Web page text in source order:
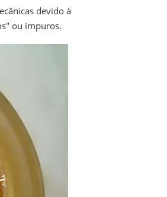
devido à
ou impuros.